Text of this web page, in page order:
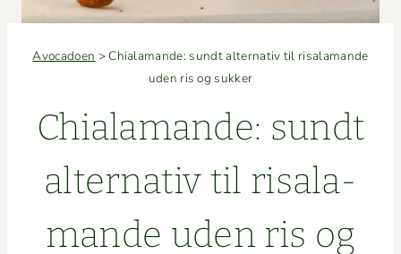
Avocadoen >Chialamande: sundt alternativ til risalamande
uden ris og sukker
Chiala­mande: sundt
alter­na­tiv til risala­
mande uden ris og